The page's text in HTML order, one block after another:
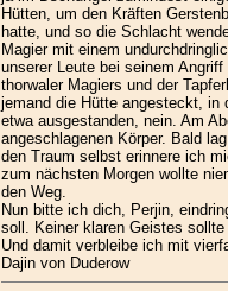
Hütten, um den Kräften
hatte, und so die Schlacht
Magier mit einem
unserer Leute bei seinem
thorwaler Magiers und der
jemand die Hütte angesteckt, in
etwa ausgestanden, nein. Am
angeschlagenen Körper. Bald
den Traum selbst erinnere ich
zum nächsten Morgen wollte
den Weg.
Nun bitte ich dich, Perjin,
soll. Keiner klaren Geistes
Und damit verbleibe ich mit
Dajin von Duderow